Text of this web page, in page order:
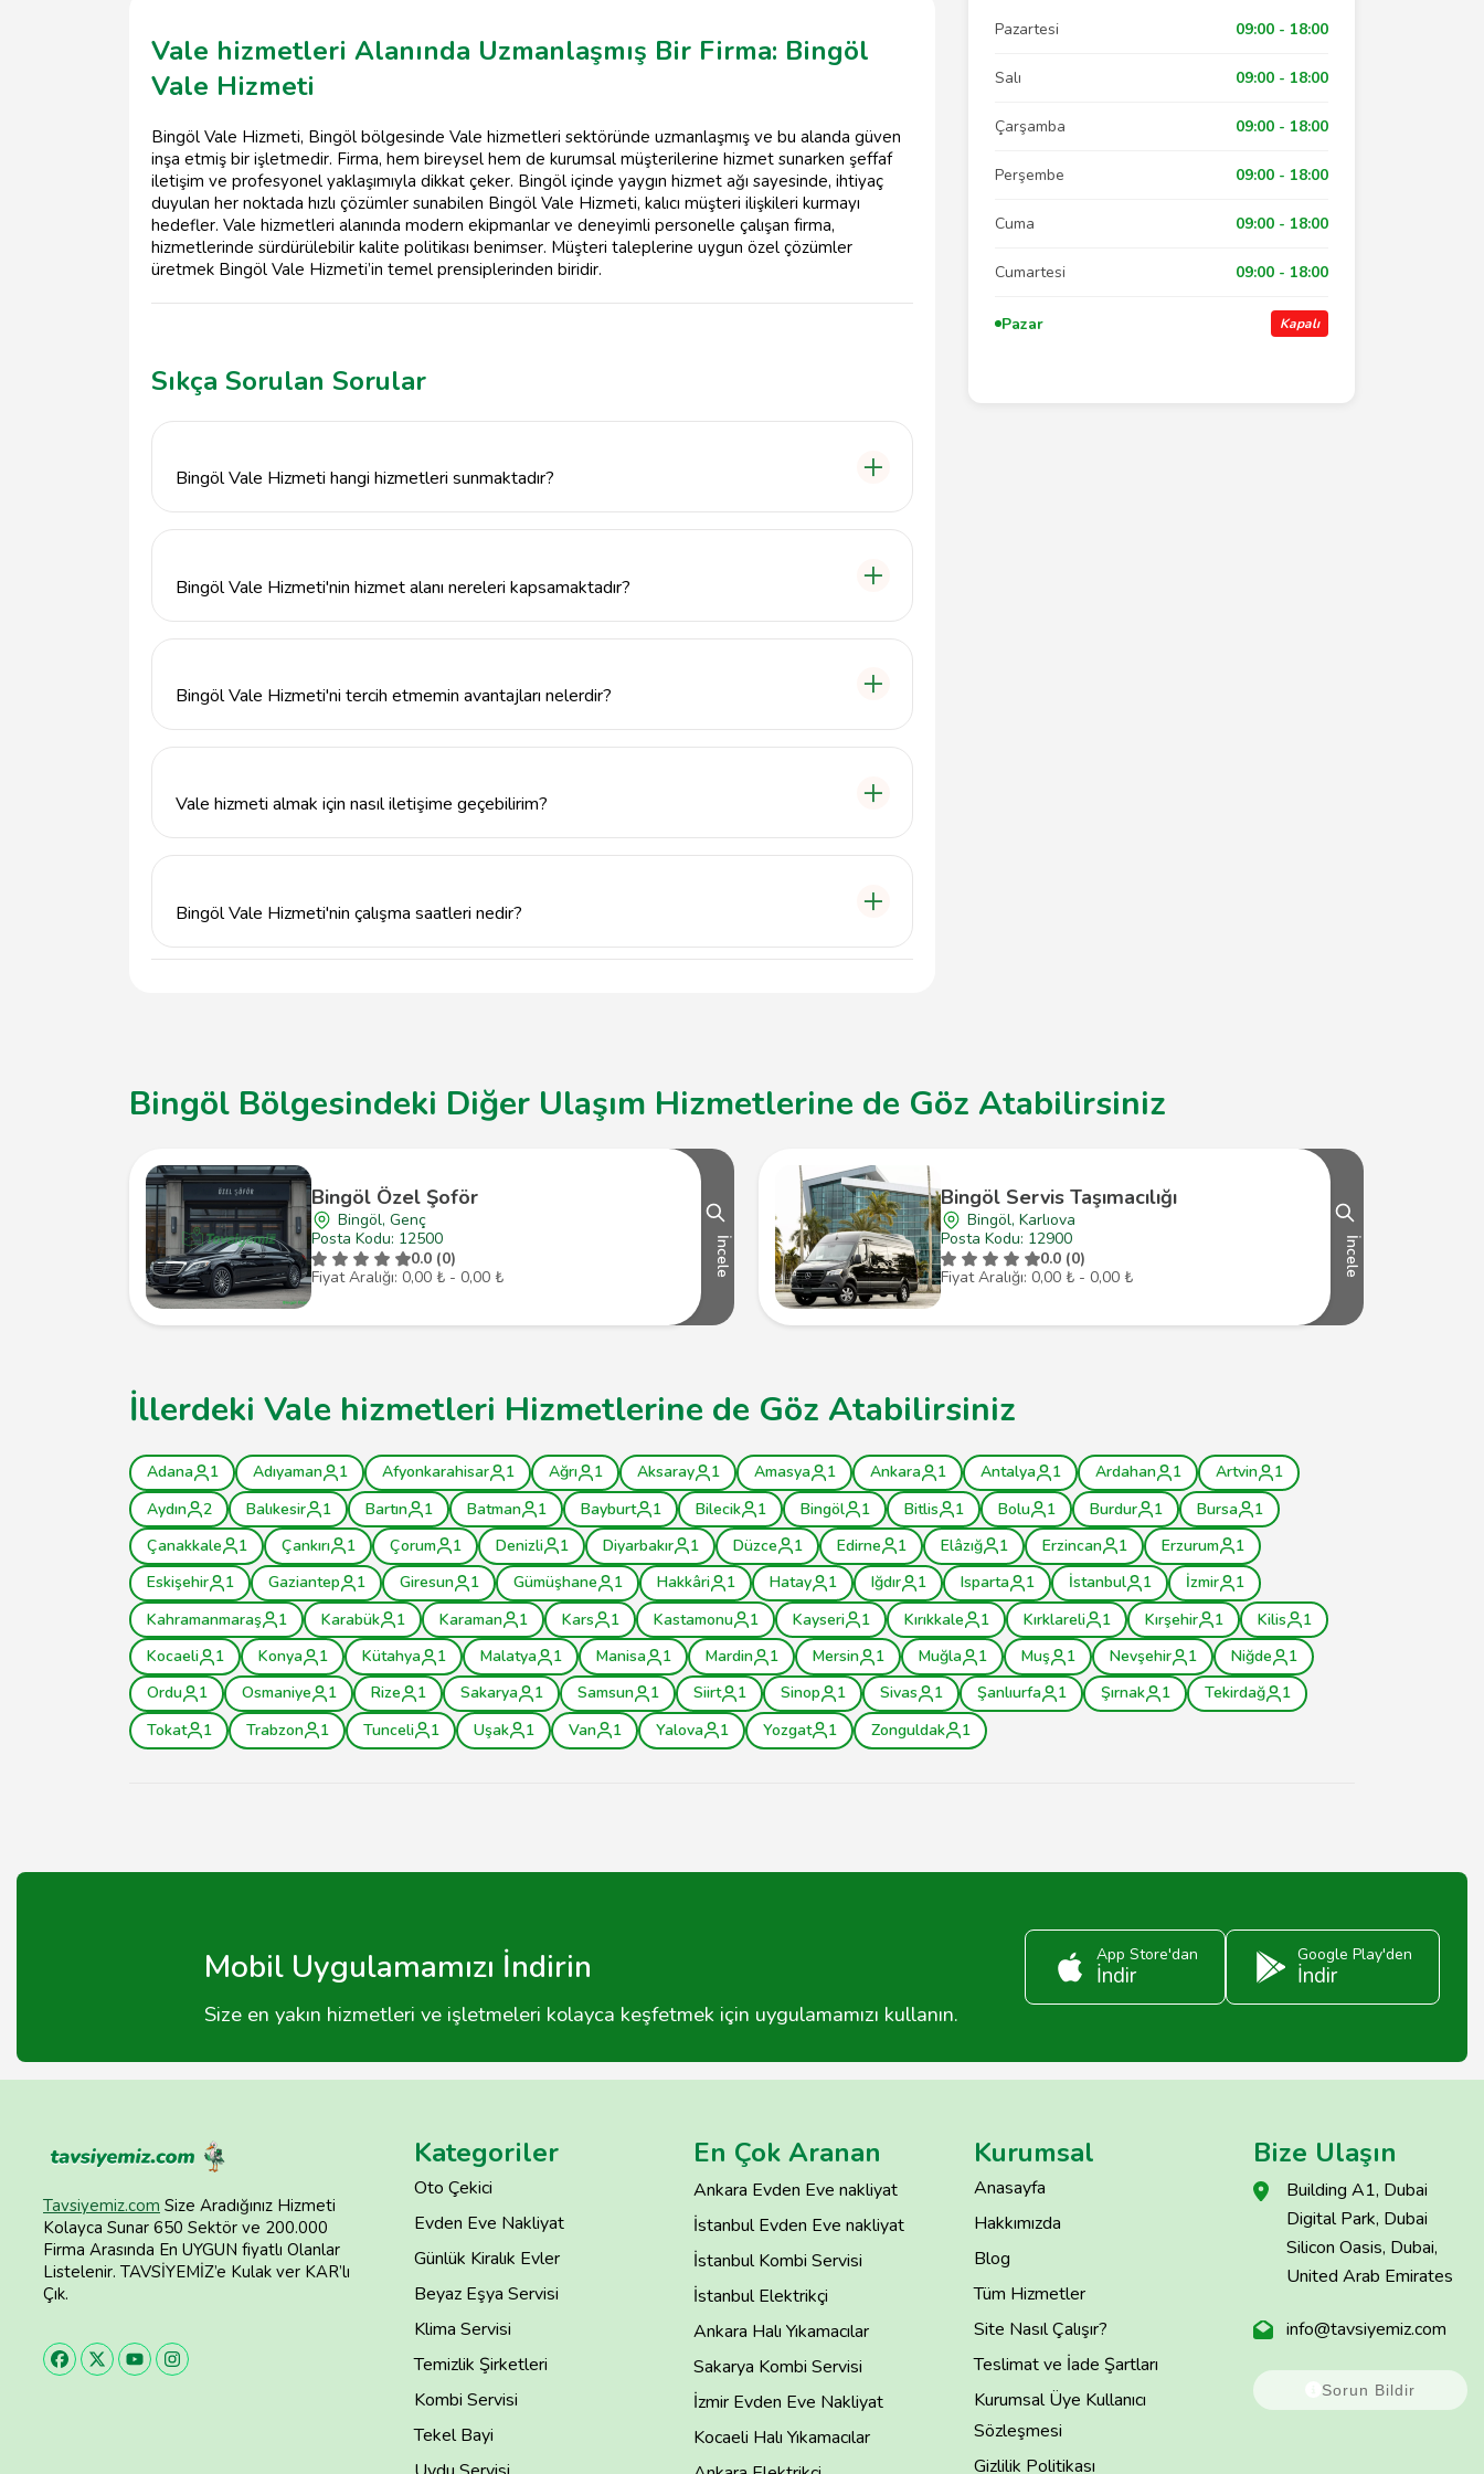
Vale hizmetleri Alanında Uzmanlaşmış Bir Firma: Bingöl
Vale Hizmeti
Bingöl Vale Hizmeti, Bingöl bölgesinde Vale hizmetleri sektöründe uzmanlaşmış ve bu alanda güven
inşa etmiş bir işletmedir. Firma, hem bireysel hem de kurumsal müşterilerine hizmet sunarken şeffaf
iletişim ve profesyonel yaklaşımıyla dikkat çeker. Bingöl içinde yaygın hizmet ağı sayesinde, ihtiyaç
duyulan her noktada hızlı çözümler sunabilen Bingöl Vale Hizmeti, kalıcı müşteri ilişkileri kurmayı
hedefler. Vale hizmetleri alanında modern ekipmanlar ve deneyimli personelle çalışan firma,
hizmetlerinde sürdürülebilir kalite politikası benimser. Müşteri taleplerine uygun özel çözümler
üretmek Bingöl Vale Hizmeti’in temel prensiplerinden biridir.
Sıkça Sorulan Sorular
Bingöl Vale Hizmeti hangi hizmetleri sunmaktadır?
Bingöl Vale Hizmeti'nin hizmet alanı nereleri kapsamaktadır?
Bingöl Vale Hizmeti'ni tercih etmemin avantajları nelerdir?
Vale hizmeti almak için nasıl iletişime geçebilirim?
Bingöl Vale Hizmeti'nin çalışma saatleri nedir?
Bingöl Vale Hizmeti, haftanın her günü hizmet vermekte olup, detaylı bilgi için doğrudan
Pazartesi 09:00 - 18:00
Salı 09:00 - 18:00
Çarşamba 09:00 - 18:00
Perşembe 09:00 - 18:00
Cuma 09:00 - 18:00
Cumartesi 09:00 - 18:00
Pazar Kapalı
Bingöl Bölgesindeki Diğer Ulaşım Hizmetlerine de Göz Atabilirsiniz
Bingöl Özel Şoför
Bingöl, Genç
Posta Kodu: 12500
0.0 (0)
Fiyat Aralığı: 0,00 ₺ - 0,00 ₺
İncele
Bingöl Servis Taşımacılığı
Bingöl, Karlıova
Posta Kodu: 12900
0.0 (0)
Fiyat Aralığı: 0,00 ₺ - 0,00 ₺
İncele
İllerdeki Vale hizmetleri Hizmetlerine de Göz Atabilirsiniz
Adana 1 Adıyaman 1 Afyonkarahisar 1 Ağrı 1 Aksaray 1 Amasya 1 Ankara 1 Antalya 1 Ardahan 1 Artvin
1
Aydın
2 Balıkesir 1 Bartın 1 Batman 1 Bayburt 1 Bilecik 1 Bingöl 1 Bitlis 1 Bolu 1 Burdur 1 Bursa
1
Çanakkale
1 Çankırı 1 Çorum 1 Denizli 1 Diyarbakır 1 Düzce 1 Edirne 1 Elâzığ 1 Erzincan 1 Erzurum
1
Eskişehir
1 Gaziantep 1 Giresun 1 Gümüşhane 1 Hakkâri 1 Hatay 1 Iğdır 1 Isparta 1 İstanbul 1 İzmir
1
Kahramanmaraş
1 Karabük 1 Karaman 1 Kars 1 Kastamonu 1 Kayseri 1 Kırıkkale 1 Kırklareli 1 Kırşehir 1 Kilis
1
Kocaeli
1 Konya 1 Kütahya 1 Malatya 1 Manisa 1 Mardin 1 Mersin 1 Muğla 1 Muş 1 Nevşehir 1 Niğde
1
Ordu
1 Osmaniye 1 Rize 1 Sakarya 1 Samsun 1 Siirt 1 Sinop 1 Sivas 1 Şanlıurfa 1 Şırnak 1 Tekirdağ
1
Tokat
1 Trabzon 1 Tunceli 1 Uşak 1 Van 1 Yalova 1 Yozgat 1 Zonguldak 1
Mobil Uygulamamızı İndirin
Size en yakın hizmetleri ve işletmeleri kolayca keşfetmek için uygulamamızı kullanın.
App Store'dan
İndir
Google Play'den
İndir
Tavsiyemiz.com Size Aradığınız Hizmeti
Kolayca Sunar 650 Sektör ve 200.000
Firma Arasında En UYGUN fiyatlı Olanlar
Listelenir. TAVSİYEMİZ’e Kulak ver KAR’lı
Çık.
Kategoriler
Oto Çekici
Evden Eve Nakliyat
Günlük Kiralık Evler
Beyaz Eşya Servisi
Klima Servisi
Temizlik Şirketleri
Kombi Servisi
Tekel Bayi
En Çok Aranan
Ankara Evden Eve nakliyat
İstanbul Evden Eve nakliyat
İstanbul Kombi Servisi
İstanbul Elektrikçi
Ankara Halı Yıkamacılar
Sakarya Kombi Servisi
İzmir Evden Eve Nakliyat
Kocaeli Halı Yıkamacılar
Kurumsal
Anasayfa
Hakkımızda
Blog
Tüm Hizmetler
Site Nasıl Çalışır?
Teslimat ve İade Şartları
Kurumsal Üye Kullanıcı
Sözleşmesi
Gizlilik Politikası
Bize Ulaşın
Building A1, Dubai
Digital Park, Dubai
Silicon Oasis, Dubai,
United Arab Emirates
info@tavsiyemiz.com
Sorun Bildir